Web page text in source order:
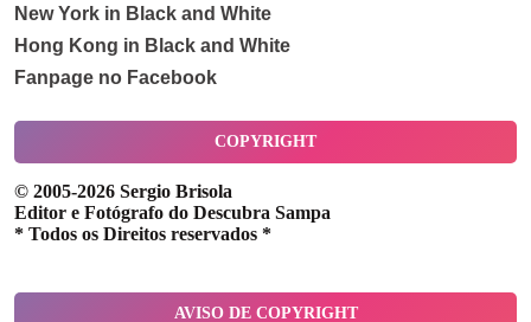
New York in Black and White
Hong Kong in Black and White
Fanpage no Facebook
COPYRIGHT
© 2005-2026 Sergio Brisola
Editor e Fotógrafo do Descubra Sampa
* Todos os Direitos reservados *
AVISO DE COPYRIGHT